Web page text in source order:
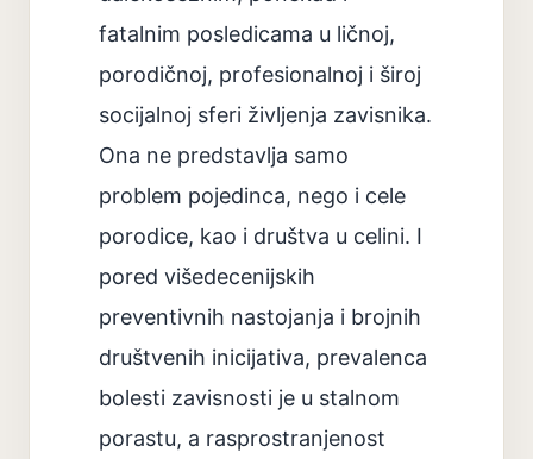
fatalnim posledicama u ličnoj,
porodičnoj, profesionalnoj i široj
socijalnoj sferi življenja zavisnika.
Ona ne predstavlja samo
problem pojedinca, nego i cele
porodice, kao i društva u celini. I
pored višedecenijskih
preventivnih nastojanja i brojnih
društvenih inicijativa, prevalenca
bolesti zavisnosti je u stalnom
porastu, a rasprostranjenost